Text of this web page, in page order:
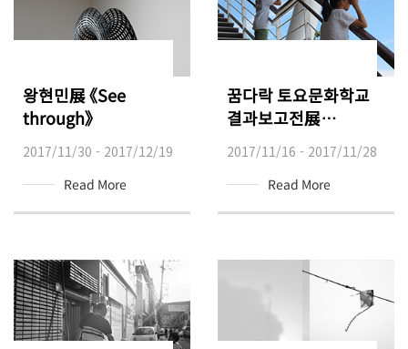
왕현민展 《See
through》
2017/11/30 - 2017/12/19
Read More
꿈다락 토요문화학교
결과보고전展
《반짝이는 눈 나의
카메라》
2017/11/16 - 2017/11/28
Read More